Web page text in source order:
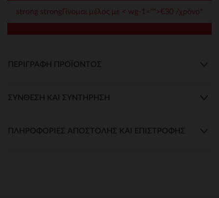
strong strongΓίνομαι μέλος με < wg-1="">€30 /χρόνο*
ΠΕΡΙΓΡΑΦΉ ΠΡΟΪΌΝΤΟΣ
ΣΎΝΘΕΣΗ ΚΑΙ ΣΥΝΤΉΡΗΣΗ
ΠΛΗΡΟΦΟΡΊΕΣ ΑΠΟΣΤΟΛΉΣ ΚΑΙ ΕΠΙΣΤΡΟΦΉΣ